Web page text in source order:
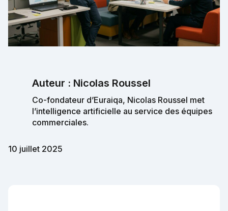
Auteur : Nicolas Roussel
Co-fondateur d’Euraiqa, Nicolas Roussel met
l’intelligence artificielle au service des équipes
commerciales.
10 juillet 2025